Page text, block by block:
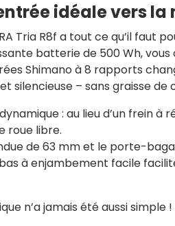
idéale vers
Tria R8f a tout ce qu’il faut
batterie de 500 Wh,
Shimano à 8 rapports
silencieuse – sans graisse de
: au lieu d’un frein
roue libre.
de 63 mm et le porte-
à enjambement facile
n’a jamais été aussi simple !